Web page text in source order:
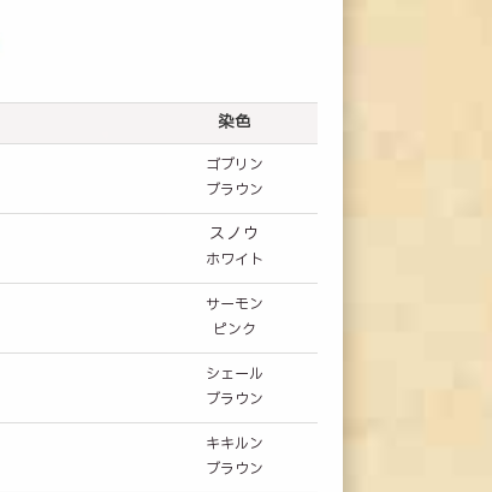
染色
ゴブリン
ブラウン
スノウ
ホワイト
サーモン
ピンク
シェール
ブラウン
キキルン
ブラウン